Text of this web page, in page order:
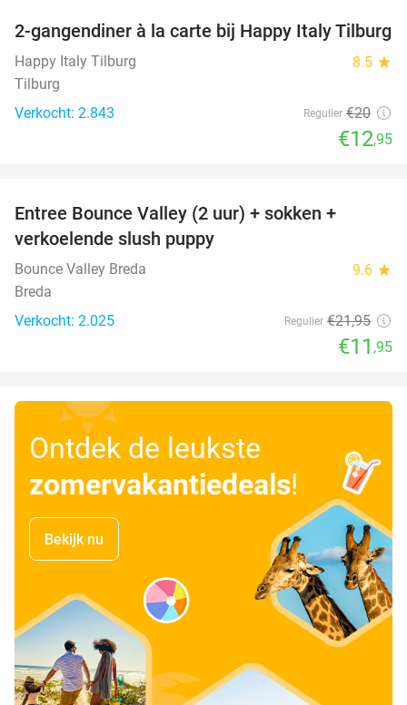
35%
2-gangendiner à la carte bij Happy Italy Tilburg
Happy Italy Tilburg 8.5 star
Tilburg
Verkocht: 2.843
Regulier €20
€12,95
Entree Bounce Valley (2 uur) + sokken +
verkoelende slush puppy
Bounce Valley Breda 9.6 star
Breda
Verkocht: 2.025
Regulier €21,95
€11 ,95
Ontdek de leukste
zomervakantiedeals!
Bekijk nu